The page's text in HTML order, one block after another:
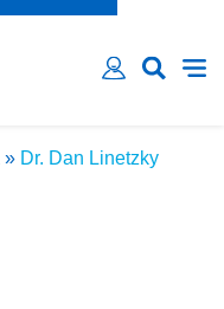
» Dr. Dan Linetzky